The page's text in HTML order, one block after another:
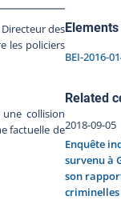
des
les policiers
collision
factuelle de
BEI-2016-
Related
2018-09-05
Enquête
survenu à
son